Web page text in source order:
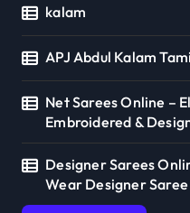
kalam
APJ Abdul Kalam
Net Sarees Online –
Embroidered &
Designer Sarees
Wear Designer